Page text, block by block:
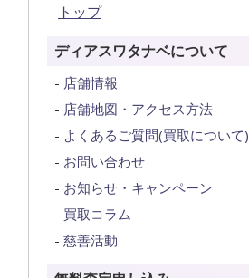
トップ
ディアスワタナベについて
店舗情報
店舗地図・アクセス方法
よくあるご質問(買取について)
お問い合わせ
お知らせ・キャンペーン
買取コラム
慈善活動